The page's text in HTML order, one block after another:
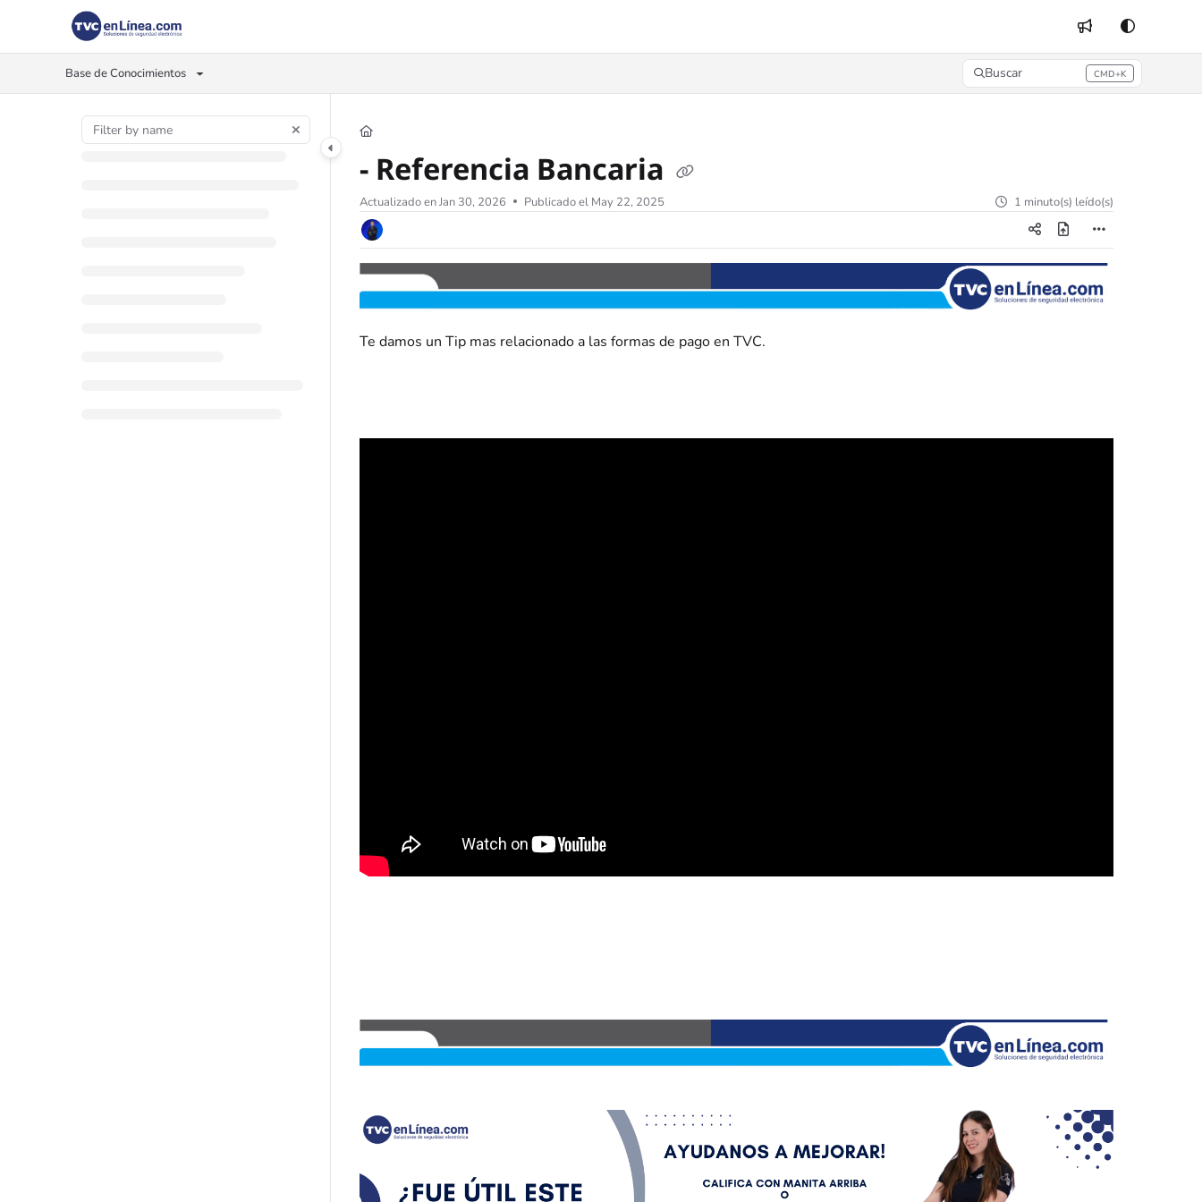
Documentation Index
Fetch the complete documentation index at:
Use this file to discover all available pages before exploring further.
Base de Conocimientos Buscar CMD+K
Press CMD+K to open search
- Referencia Bancaria
Actualizado enJan 30, 2026 Publicado el May 22, 2025 1 minuto(s) leído(s)
Te damos un Tip mas relacionado a las formas de pago en TVC.